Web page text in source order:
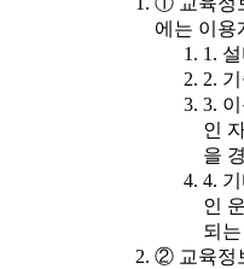
에는 이용
1.
2.
3.
인
을
4.
인
되
② 교육정